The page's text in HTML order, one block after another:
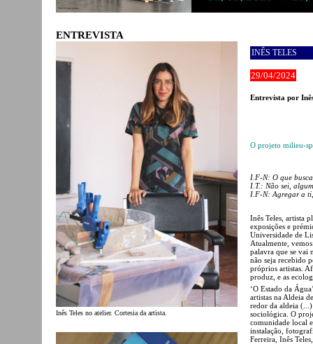
ENTREVISTA
Inês Teles no atelier. Cortesia da artista.
INÊS TELES
29/04/2024
Entrevista por
O projeto milieu-
I.F-N: O que
I.T.: Não sei,
I.F-N: Agregar a
Inês Teles, artista
exposições e
Universidade de
Atualmente,
palavra que se vai
não seja recebido
próprios artistas.
produz, e as
‘O Estado da
artistas na Aldeia
redor da aldeia (...)
sociológica. O
comunidade local
instalação,
Ferreira, Inês